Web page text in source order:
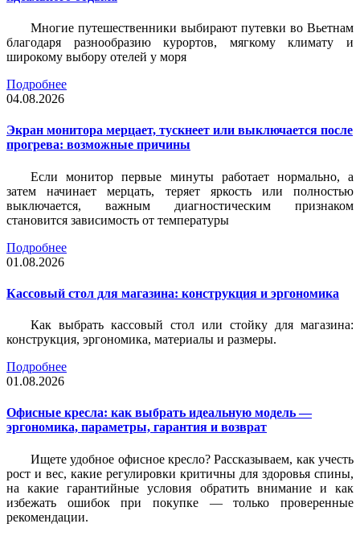
Многие путешественники выбирают путевки во Вьетнам
благодаря разнообразию курортов, мягкому климату и
широкому выбору отелей у моря
Подробнее
04.08.2026
Экран монитора мерцает, тускнеет или выключается после
прогрева: возможные причины
Если монитор первые минуты работает нормально, а
затем начинает мерцать, теряет яркость или полностью
выключается, важным диагностическим признаком
становится зависимость от температуры
Подробнее
01.08.2026
Кассовый стол для магазина: конструкция и эргономика
Как выбрать кассовый стол или стойку для магазина:
конструкция, эргономика, материалы и размеры.
Подробнее
01.08.2026
Офисные кресла: как выбрать идеальную модель —
эргономика, параметры, гарантия и возврат
Ищете удобное офисное кресло? Рассказываем, как учесть
рост и вес, какие регулировки критичны для здоровья спины,
на какие гарантийные условия обратить внимание и как
избежать ошибок при покупке — только проверенные
рекомендации.